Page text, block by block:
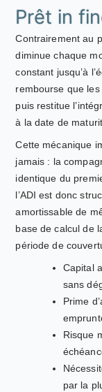
Prêt in
Contrairement au
diminue chaque
constant jusqu’à
rembourse que
puis restitue
à la date de
Cette mécanique
jamais : la
identique du
l’ADI est donc
amortissable de
base de calcul de
période de
Capital
sans
Prime
Risque
par la